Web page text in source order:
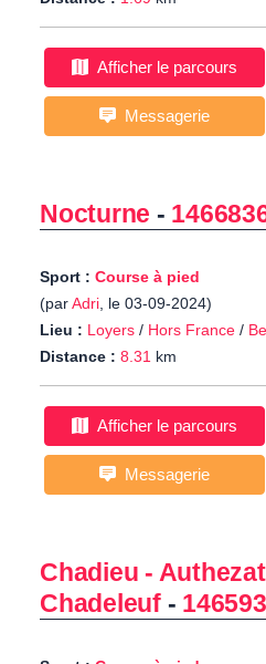
Afficher le parcours
Messagerie
Nocturne -
Sport : Course à pied
(parAdri, le 03-09-2024)
Lieu : Loyers / Hors France /
Distance : 8.31 km
Afficher le parcours
Messagerie
Chadieu -
Chadeleuf-